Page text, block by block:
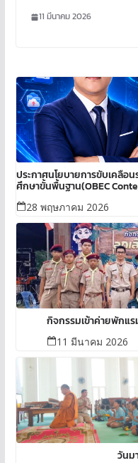
11 มีนาคม 2026
ประกาศนโยบายการขับเคลื่อ
ศึกษาขั้นพื้นฐาน(OBEC
28 พฤษภาคม 2026
กิจกรรมเข้าค่ายพักแ
11 มีนาคม 2026
วันม